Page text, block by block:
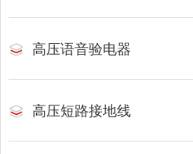
高压语音验电器
高压短路接地线